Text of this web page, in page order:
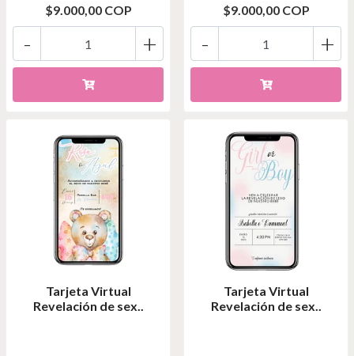
$9.000,00 COP
+
-
$9.000,00 COP
+
-
Tarjeta Virtual
Revelación de sex..
Tarjeta Virtual
Revelación de sex..